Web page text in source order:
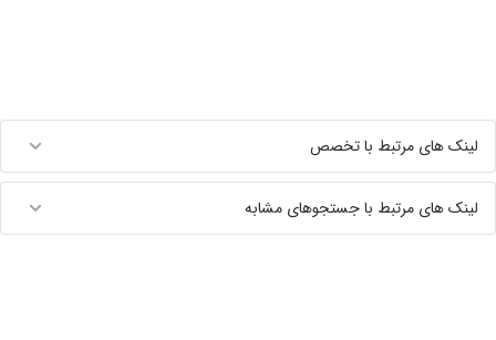
لینک های مرتبط با تخصص
لینک های مرتبط با جستجوهای مشابه